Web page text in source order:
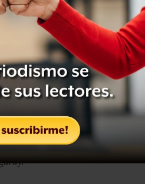
en la residencia oficial de
es de cortesía, le
cosas que
creo que es
el
feeling
para poder
que tiene Nuevo León,
porque difícilmente se
no se plantean”.
con el presidente Peña
electo solicite
del gabinete federal
de Hacienda y Crédito